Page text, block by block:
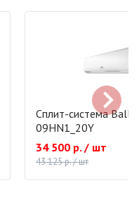
Сплит-система Ballu
09HN1_20Y
34 500 р. / шт
43 125 р. / шт